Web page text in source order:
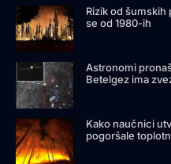
Rizik od
se od 1980-ih
Astronomi
Betelgez ima
Kako naučnici
pogoršale